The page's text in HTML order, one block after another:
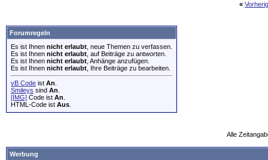
«
Forumregeln
Es ist Ihnen nicht erlaubt , neue Themen zu verfassen.
Es ist Ihnen nicht erlaubt , auf Beiträge zu antworten.
Es ist Ihnen nicht erlaubt , Anhänge anzufügen.
Es ist Ihnen nicht erlaubt , Ihre Beiträge zu bearbeiten.
vB Code ist An
Smileys sind An
[IMG] Code ist An
HTML-Code ist Aus
Alle
Werbung